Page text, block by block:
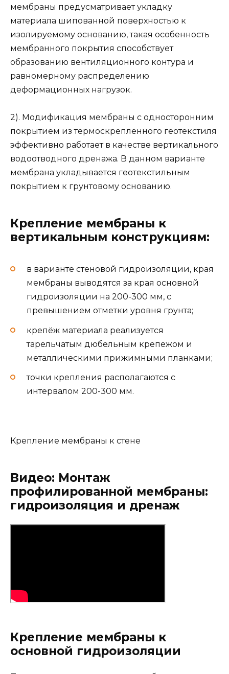
мембраны предусматривает укладку
материала шипованной поверхностью к
изолируемому основанию, такая особенность
мембранного покрытия способствует
образованию вентиляционного контура и
равномерному распределению
деформационных нагрузок.
2). Модификация мембраны с односторонним
покрытием из термоскреплённого геотекстиля
эффективно работает в качестве вертикального
водоотводного дренажа. В данном варианте
мембрана укладывается геотекстильным
покрытием к грунтовому основанию.
Крепление мембраны к
вертикальным конструкциям:
в варианте стеновой гидроизоляции, края
мембраны выводятся за края основной
гидроизоляции на 200-300 мм, с
превышением отметки уровня грунта;
крепёж материала реализуется
тарельчатым дюбельным крепежом и
металлическими прижимными планками;
точки крепления располагаются с
интервалом 200-300 мм.
Крепление мембраны к стене
Видео: Монтаж
профилированной мембраны:
гидроизоляция и дренаж
Крепление мембраны к
основной гидроизоляции